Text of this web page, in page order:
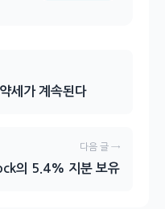
세가 계속된다
다음 글 →
의 5.4% 지분 보유